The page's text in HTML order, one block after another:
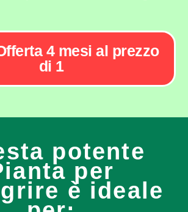
4 mesi al prezzo
di 1
potente
per
è ideale